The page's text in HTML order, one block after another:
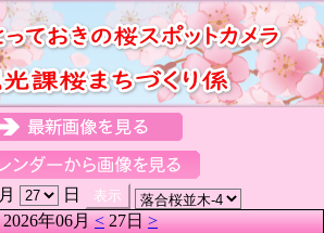
月
日
2026年06月<27日>